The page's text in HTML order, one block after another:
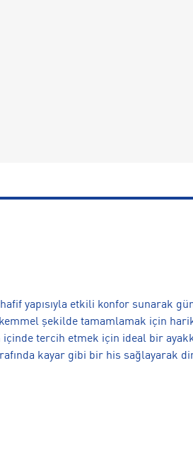
yapısıyla etkili konfor sunarak
şekilde tamamlamak için
içinde tercih etmek için ideal bir
kayar gibi bir his sağlayarak